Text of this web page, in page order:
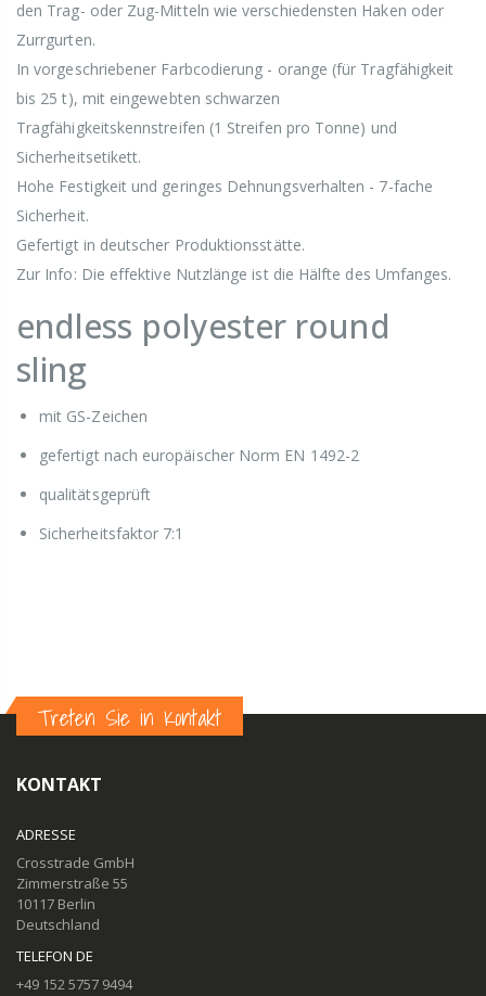
den Trag- oder Zug-Mitteln wie verschiedensten Haken oder
Zurrgurten.
In vorgeschriebener Farbcodierung - orange (für Tragfähigkeit
bis 25 t), mit eingewebten schwarzen
Tragfähigkeitskennstreifen (1 Streifen pro Tonne) und
Sicherheitsetikett.
Hohe Festigkeit und geringes Dehnungsverhalten - 7-fache
Sicherheit.
Gefertigt in deutscher Produktionsstätte.
Zur Info: Die effektive Nutzlänge ist die Hälfte des Umfanges.
endless polyester round
sling
mit GS-Zeichen
gefertigt nach europäischer Norm EN 1492-2
qualitätsgeprüft
Sicherheitsfaktor 7:1
Treten Sie in Kontakt
KONTAKT
ADRESSE
Crosstrade GmbH
Zimmerstraße 55
10117 Berlin
Deutschland
TELEFON DE
+49 152 5757 9494